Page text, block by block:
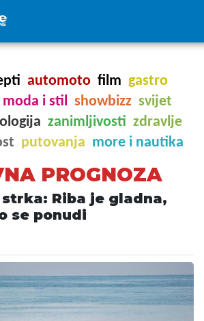
automoto film gastro
moda i stil showbizz svijet
zanimljivosti zdravlje
putovanja more i nautika
PROGNOZA
Riba je gladna,
se ponudi